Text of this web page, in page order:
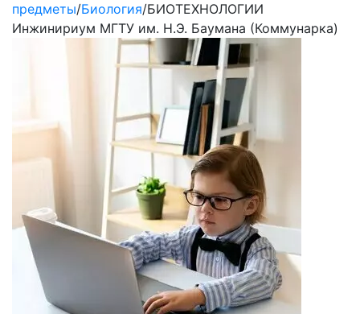
предметы/Биология/БИОТЕХНОЛОГИИ
Инжинириум МГТУ им. Н.Э. Баумана (Коммунарка)